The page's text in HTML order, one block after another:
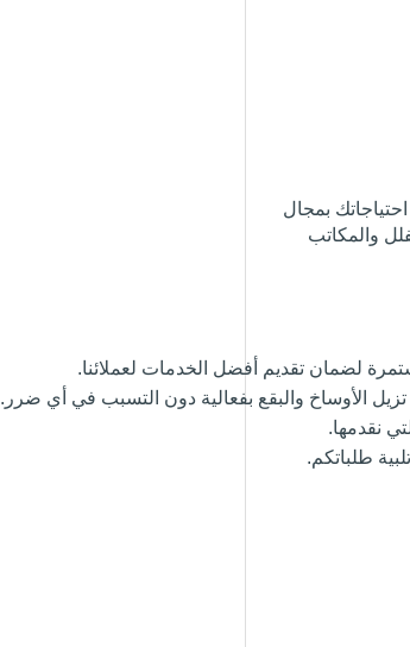
بمجال
والمكاتب
لضمان تقديم أفضل الخدمات لعملائنا.
الأوساخ والبقع بفعالية دون التسبب في أي ضرر.
نقدمها.
طلباتكم.